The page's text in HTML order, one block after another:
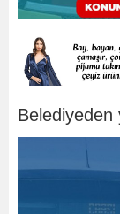
Belediyeden